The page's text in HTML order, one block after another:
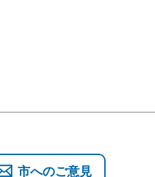
市へのご意見